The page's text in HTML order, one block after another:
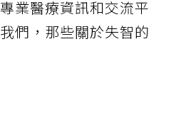
業醫療資訊和交流平
們，那些關於失智的